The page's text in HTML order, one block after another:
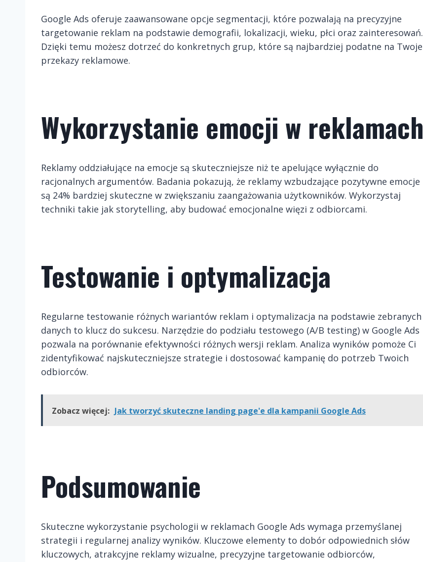
Google Ads oferuje zaawansowane opcje segmentacji, które pozwalają na precyzyjne
targetowanie reklam na podstawie demografii, lokalizacji, wieku, płci oraz zainteresowań.
Dzięki temu możesz dotrzeć do konkretnych grup, które są najbardziej podatne na Twoje
przekazy reklamowe.
Wykorzystanie emocji w reklamach
Reklamy oddziałujące na emocje są skuteczniejsze niż te apelujące wyłącznie do
racjonalnych argumentów. Badania pokazują, że reklamy wzbudzające pozytywne emocje
są 24% bardziej skuteczne w zwiększaniu zaangażowania użytkowników. Wykorzystaj
techniki takie jak storytelling, aby budować emocjonalne więzi z odbiorcami.
Testowanie i optymalizacja
Regularne testowanie różnych wariantów reklam i optymalizacja na podstawie zebranych
danych to klucz do sukcesu. Narzędzie do podziału testowego (A/B testing) w Google Ads
pozwala na porównanie efektywności różnych wersji reklam. Analiza wyników pomoże Ci
zidentyfikować najskuteczniejsze strategie i dostosować kampanię do potrzeb Twoich
odbiorców.
Zobacz więcej: Jak tworzyć skuteczne landing page'e dla kampanii Google Ads
Podsumowanie
Skuteczne wykorzystanie psychologii w reklamach Google Ads wymaga przemyślanej
strategii i regularnej analizy wyników. Kluczowe elementy to dobór odpowiednich słów
kluczowych, atrakcyjne reklamy wizualne, precyzyjne targetowanie odbiorców,